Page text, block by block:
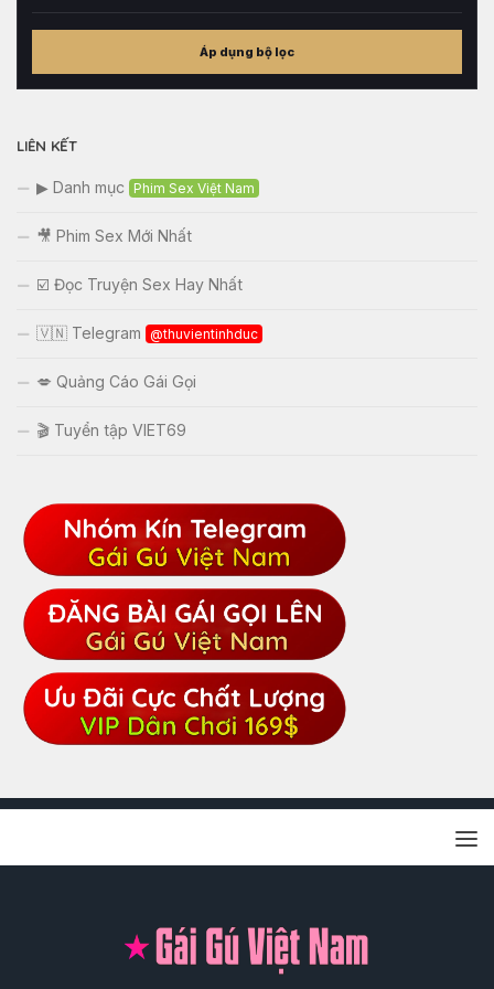
nặng
khảo
Áp dụng bộ lọc
LIÊN KẾT
▶ Danh mục Phim Sex Việt Nam
🎥 Phim Sex Mới Nhất
☑️ Đọc Truyện Sex Hay Nhất
🇻🇳 Telegram @thuvientinhduc
💋 Quảng Cáo Gái Gọi
🎬 Tuyển tập VIET69